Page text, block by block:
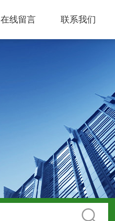
在线留言 联系我们